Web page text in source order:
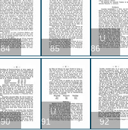
84 85
U
86
90
U
91
92